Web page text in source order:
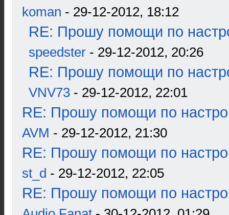
koman - 29-12-2012, 18:12
RE: Прошу помощи по
speedster - 29-12-2012, 20:26
RE: Прошу помощи по
VNV73 - 29-12-2012, 22:01
RE: Прошу помощи по
AVM - 29-12-2012, 21:30
RE: Прошу помощи по
st_d - 29-12-2012, 22:05
RE: Прошу помощи по